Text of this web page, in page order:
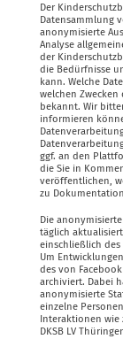
Der
Datensammlung
anonymisierte
Analyse
der
die Bedürfnisse
kann. Welche
welchen
bekannt. Wir
informieren
ggf. an den
die Sie in
veröffentlichen,
zu
Die
täglich
einschließlich des
Um
des von
archiviert. Dabei
anonymisierte
einzelne
Interaktionen
DKSB LV